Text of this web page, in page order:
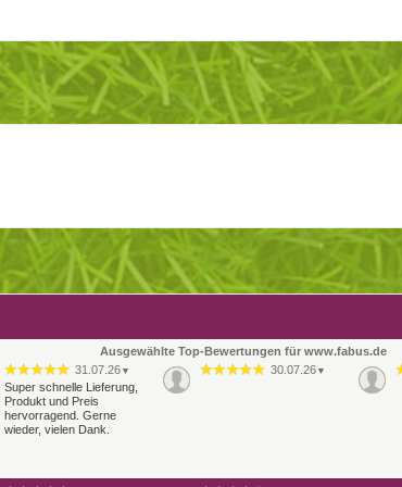
Ausgewählte Top-Bewertungen für www.fabus.de
31.07.26 ▼
Super schnelle Lieferung,
Produkt und Preis
hervorragend. Gerne
wieder, vielen Dank.
30.07.26 ▼